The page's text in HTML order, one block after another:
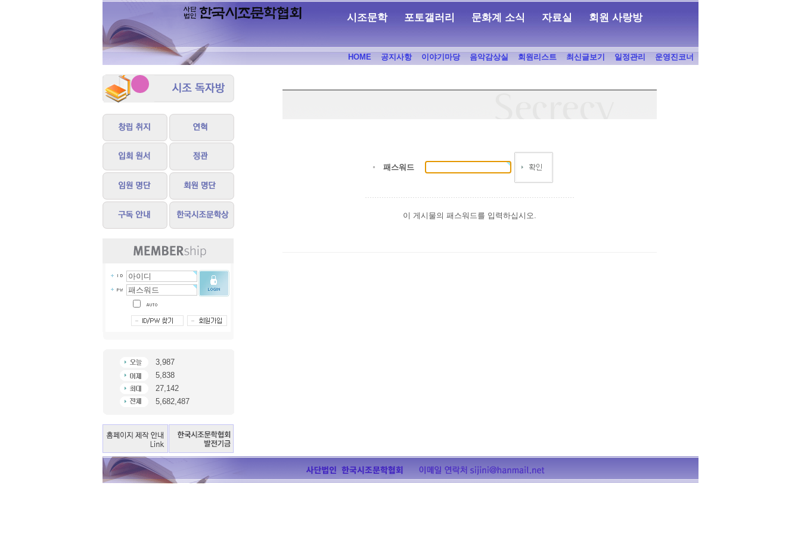
시조문학 포토갤러리 문화계 소식 자료실 회원 사랑방
HOME 공지사항 이야기마당 음악감상실 회원리스트 최신글보기 일정관리 운영진코너
3,987
5,838
27,142
5,682,487
패스워드
이 게시물의 패스워드를 입력하십시오.